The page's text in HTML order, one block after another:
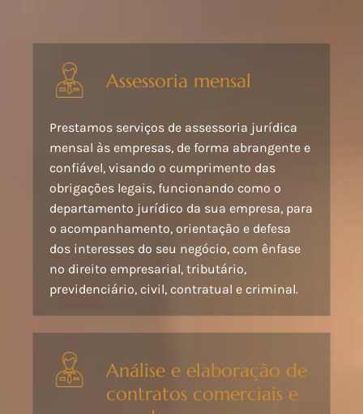
Assessoria mensal
Prestamos serviços de assessoria jurídica
mensal às empresas, de forma abrangente e
confiável, visando o cumprimento das
obrigações legais, funcionando como o
departamento jurídico da sua empresa, para
o acompanhamento, orientação e defesa
dos interesses do seu negócio, com ênfase
no direito empresarial, tributário,
previdenciário, civil, contratual e criminal.
Análise e elaboração de
contratos comerciais e